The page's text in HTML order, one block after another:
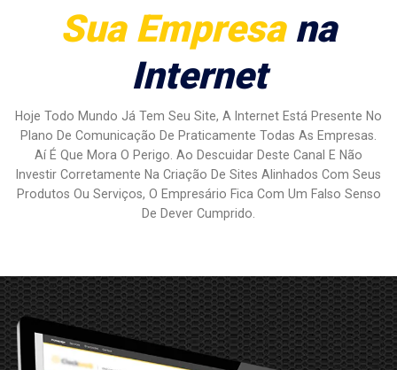
Sua Empresana
Internet
Hoje Todo Mundo Já Tem Seu Site, A Internet Está Presente No
Plano De Comunicação De Praticamente Todas As Empresas.
Aí É Que Mora O Perigo. Ao Descuidar Deste Canal E Não
Investir Corretamente Na Criação De Sites Alinhados Com Seus
Produtos Ou Serviços, O Empresário Fica Com Um Falso Senso
De Dever Cumprido.